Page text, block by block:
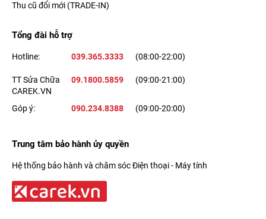
Thu cũ đổi mới (TRADE-IN)
Tổng đài hỗ trợ
Hotline: 039.365.3333 (08:00-22:00)
TT Sửa Chữa
CAREK.VN
09.1800.5859 (09:00-21:00)
Góp ý: 090.234.8388 (09:00-20:00)
Trung tâm bảo hành ủy quyền
Hệ thống bảo hành và chăm sóc Điện thoại - Máy tính